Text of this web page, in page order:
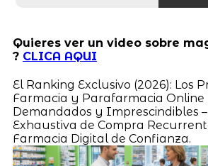
Quieres ver un video sobre
? CLICA AQUI
El Ranking Exclusivo (2026): Los
Farmacia y Parafarmacia Online
Demandados y Imprescindibles
Exhaustiva de Compra
Farmacia Digital de Confianza.